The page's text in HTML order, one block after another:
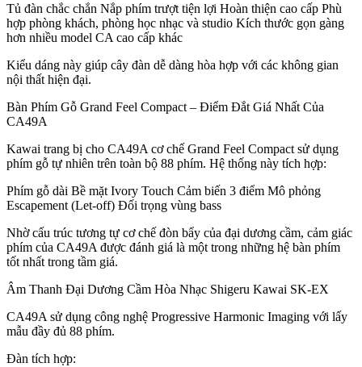
Tủ đàn chắc chắn Nắp phím trượt tiện lợi Hoàn thiện cao cấp Phù
hợp phòng khách, phòng học nhạc và studio Kích thước gọn gàng
hơn nhiều model CA cao cấp khác
Kiểu dáng này giúp cây đàn dễ dàng hòa hợp với các không gian
nội thất hiện đại.
Bàn Phím Gỗ Grand Feel Compact – Điểm Đắt Giá Nhất Của
CA49A
Kawai trang bị cho CA49A cơ chế Grand Feel Compact sử dụng
phím gỗ tự nhiên trên toàn bộ 88 phím. Hệ thống này tích hợp:
Phím gỗ dài Bề mặt Ivory Touch Cảm biến 3 điểm Mô phỏng
Escapement (Let-off) Đối trọng vùng bass
Nhờ cấu trúc tương tự cơ chế đòn bẩy của đại dương cầm, cảm giác
phím của CA49A được đánh giá là một trong những hệ bàn phím
tốt nhất trong tầm giá.
Âm Thanh Đại Dương Cầm Hòa Nhạc Shigeru Kawai SK-EX
CA49A sử dụng công nghệ Progressive Harmonic Imaging với lấy
mẫu đầy đủ 88 phím.
Đàn tích hợp: